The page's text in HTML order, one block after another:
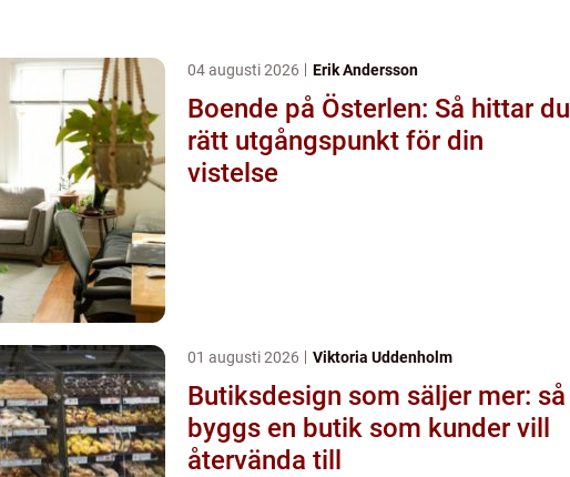
04 augusti 2026 Erik Andersson
Boende på Österlen: Så hittar du
rätt utgångspunkt för din
vistelse
01 augusti 2026 Viktoria Uddenholm
Butiksdesign som säljer mer: så
byggs en butik som kunder vill
återvända till